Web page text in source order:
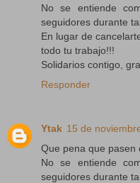
No se entiende
seguidores durante
En lugar de
todo tu trabajo!!!
Solidarios contigo,
Responder
Ytak 15 de
Que pena que pasen
No se entiende
seguidores durante